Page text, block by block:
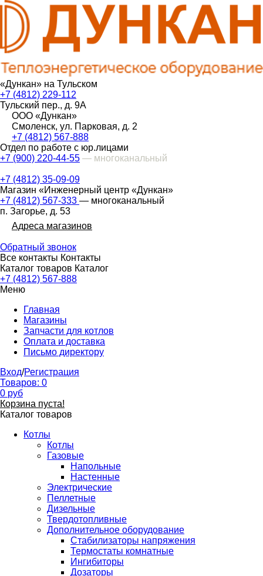
«Дункан» на Тульском
+7 (4812) 229-112
Тульский пер., д. 9А
ООО «Дункан»
Смоленск, ул. Парковая, д. 2
+7 (4812) 567-888
Отдел по работе с юр.лицами
+7 (900) 220-44-55 — многоканальный
+7 (4812) 35-09-09
Магазин «Инженерный центр «Дункан»
+7 (4812) 567-333 — многоканальный
п. Загорье, д. 53
Адреса магазинов
Обратный звонок
Все контакты Контакты
Каталог товаров Каталог
+7 (4812) 567-888
Меню
Главная
Магазины
Запчасти для котлов
Оплата и доставка
Письмо директору
Вход/Регистрация
Товаров: 0
0 руб
Корзина пуста!
Каталог товаров
Котлы
Котлы
Газовые
Напольные
Настенные
Электрические
Пеллетные
Дизельные
Твердотопливные
Дополнительное оборудование
Стабилизаторы напряжения
Термостаты комнатные
Ингибиторы
Дозаторы